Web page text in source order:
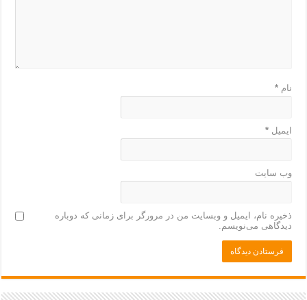
نام*
ایمیل*
وب‌ سایت
ذخیره نام، ایمیل و وبسایت من در مرورگر برای زمانی که دوباره
دیدگاهی می‌نویسم.